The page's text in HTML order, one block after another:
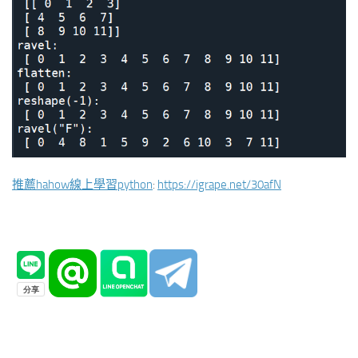
推薦hahow線上學習python: https://igrape.net/30afN